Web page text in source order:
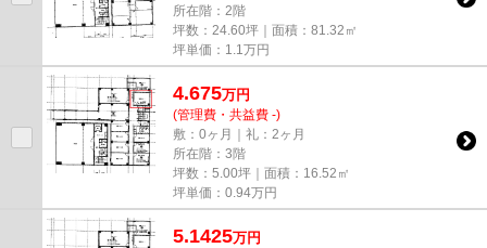
所在階：2階
坪数：24.60坪｜面積：81.32㎡
坪単価： 1.1 万円
4.675万円
(管理費・共益費 -)
敷：0ヶ月｜礼：2ヶ月
所在階：3階
坪数：5.00坪｜面積：16.52㎡
坪単価： 0.94万円
5.1425万円